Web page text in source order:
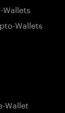
Wallets
Wallet